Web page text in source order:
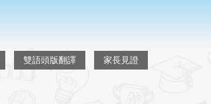
雙語頭版翻譯 家長見證